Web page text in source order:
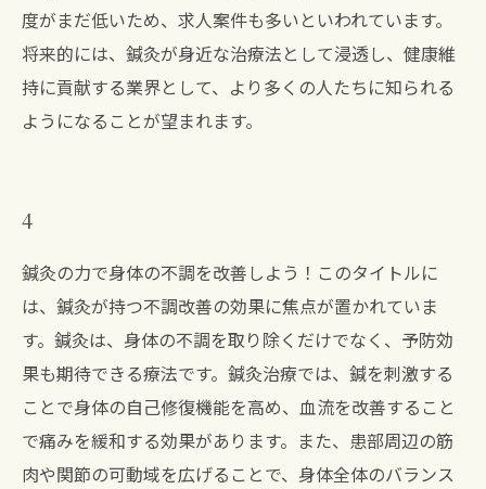
度がまだ低いため、求人案件も多いといわれています。
将来的には、鍼灸が身近な治療法として浸透し、健康維
持に貢献する業界として、より多くの人たちに知られる
ようになることが望まれます。
4
鍼灸の力で身体の不調を改善しよう！このタイトルに
は、鍼灸が持つ不調改善の効果に焦点が置かれていま
す。鍼灸は、身体の不調を取り除くだけでなく、予防効
果も期待できる療法です。鍼灸治療では、鍼を刺激する
ことで身体の自己修復機能を高め、血流を改善すること
で痛みを緩和する効果があります。また、患部周辺の筋
肉や関節の可動域を広げることで、身体全体のバランス